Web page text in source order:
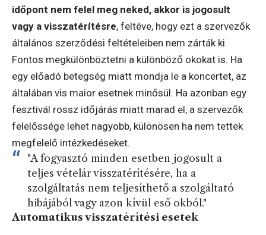
időpont nem felel meg neked, akkor is jogosult
vagy a visszatérítésre, feltéve, hogy ezt a szervezők
általános szerződési feltételeiben nem zárták ki.
Fontos megkülönböztetni a különböző okokat is. Ha
egy előadó betegség miatt mondja le a koncertet, az
általában vis maior esetnek minősül. Ha azonban egy
fesztivál rossz időjárás miatt marad el, a szervezők
felelőssége lehet nagyobb, különösen ha nem tettek
megfelelő intézkedéseket.
"A fogyasztó minden esetben jogosult a
teljes vételár visszatérítésére, ha a
szolgáltatás nem teljesíthető a szolgáltató
hibájából vagy azon kívül eső okból."
Automatikus visszatérítési esetek